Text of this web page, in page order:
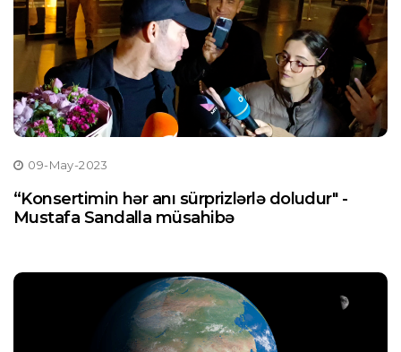
09-May-2023
“Konsertimin hər anı sürprizlərlə doludur" -
Mustafa Sandalla müsahibə